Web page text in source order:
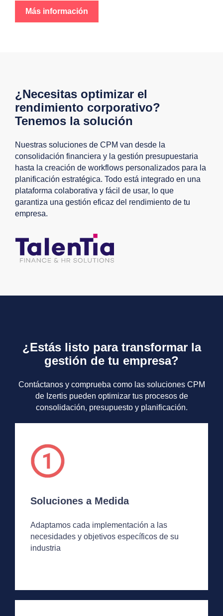
Más información
¿Necesitas optimizar el
rendimiento corporativo?
Tenemos la solución
Nuestras soluciones de CPM van desde la
consolidación financiera y la gestión presupuestaria
hasta la creación de workflows personalizados para la
planificación estratégica. Todo está integrado en una
plataforma colaborativa y fácil de usar, lo que
garantiza una gestión eficaz del rendimiento de tu
empresa.
¿Estás listo para transformar la
gestión de tu empresa?
Contáctanos y comprueba como las soluciones CPM
de Izertis pueden optimizar tus procesos de
consolidación, presupuesto y planificación.
Soluciones a Medida
Adaptamos cada implementación a las
necesidades y objetivos específicos de su
industria